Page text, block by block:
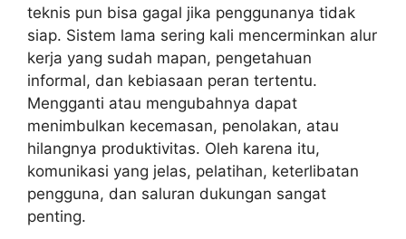
teknis pun bisa gagal jika penggunanya tidak
siap. Sistem lama sering kali mencerminkan alur
kerja yang sudah mapan, pengetahuan
informal, dan kebiasaan peran tertentu.
Mengganti atau mengubahnya dapat
menimbulkan kecemasan, penolakan, atau
hilangnya produktivitas. Oleh karena itu,
komunikasi yang jelas, pelatihan, keterlibatan
pengguna, dan saluran dukungan sangat
penting.